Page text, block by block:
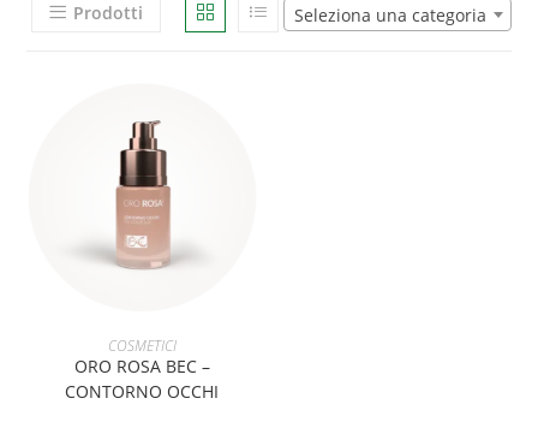
Seleziona una categoria
Prodotti
AGGIUNGI AL CARRELLO
COSMETICI
ORO ROSA BEC –
CONTORNO OCCHI